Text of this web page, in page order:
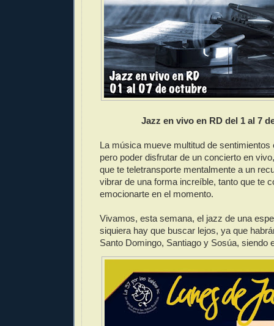
Jazz en vivo en RD del 1 al 7
La música mueve multitud de sentimientos
pero poder disfrutar de un concierto en
que te teletransporte mentalmente a un
vibrar de una forma increíble, tanto que te
emocionarte en el momento.
Vivamos, esta semana, el jazz de una
siquiera hay que buscar lejos, ya que
Santo Domingo, Santiago y Sosúa, siendo